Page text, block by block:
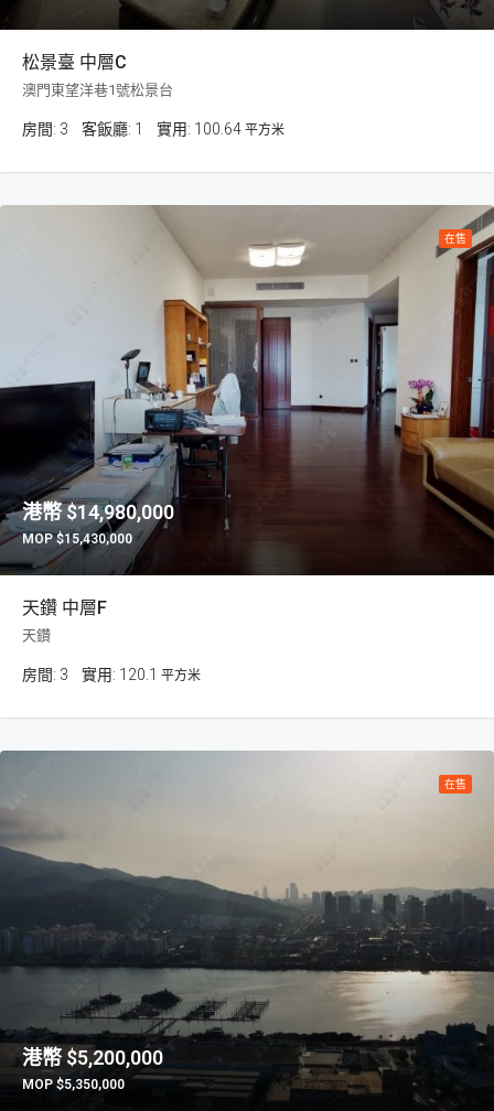
松景臺 中層C
澳門東望洋巷1號松景台
房間: 3 客飯廳: 1 100.64 平方米
在售
$14,980,000
$15,430,000
天鑽 中層F
天鑽
房間: 3 120.1 平方米
在售
$5,200,000
$5,350,000